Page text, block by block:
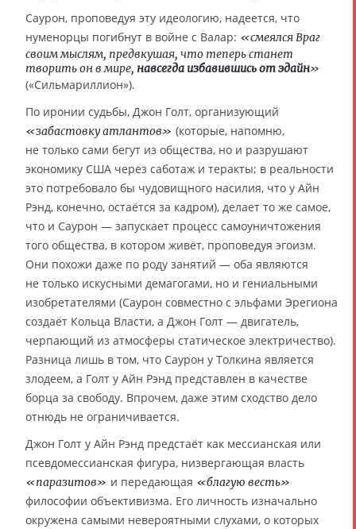
Саурон, проповедуя эту идеологию, надеется, что
нуменорцы погибнут в войне с Валар: «смеялся Враг
своим мыслям, предвкушая, что теперь станет
творить он в мире, навсегда избавившись от эдайн»
(«Сильмариллион»).
По иронии судьбы, Джон Голт, организующий
«забастовку атлантов» (которые, напомню,
не только сами бегут из общества, но и разрушают
экономику США через саботаж и теракты; в реальности
это потребовало бы чудовищного насилия, что у Айн
Рэнд, конечно, остаётся за кадром), делает то же самое,
что и Саурон — запускает процесс самоуничтожения
того общества, в котором живёт, проповедуя эгоизм.
Они похожи даже по роду занятий — оба являются
не только искусными демагогами, но и гениальными
изобретателями (Саурон совместно с эльфами Эрегиона
создаёт Кольца Власти, а Джон Голт — двигатель,
черпающий из атмосферы статическое электричество).
Разница лишь в том, что Саурон у Толкина является
злодеем, а Голт у Айн Рэнд представлен в качестве
борца за свободу. Впрочем, даже этим сходство дело
отнюдь не ограничивается.
Джон Голт у Айн Рэнд предстаёт как мессианская или
псевдомессианская фигура, низвергающая власть
«паразитов» и передающая «благую весть»
философии объективизма. Его личность изначально
окружена самыми невероятными слухами, о которых